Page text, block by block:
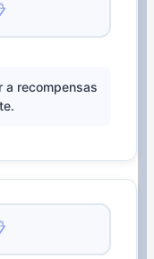
a recompensas